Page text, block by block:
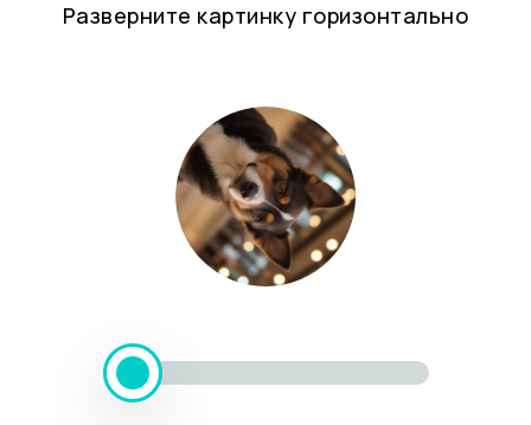
Разверните картинку горизонтально